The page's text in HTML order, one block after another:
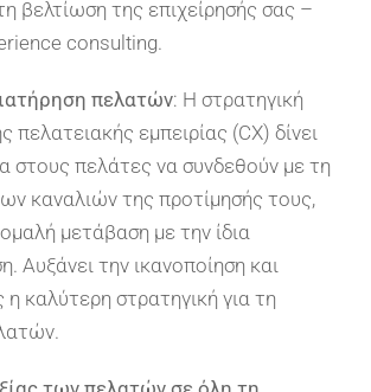
βελτίωση της επιχείρησής σας –
consulting.
πελατών: Η στρατηγική
πελατειακής εμπειρίας (CX) δίνει
στους πελάτες να συνδεθούν με τη
καναλιών της προτίμησής τους,
μετάβαση με την ίδια
Αυξάνει την ικανοποίηση και
η καλύτερη στρατηγική για τη